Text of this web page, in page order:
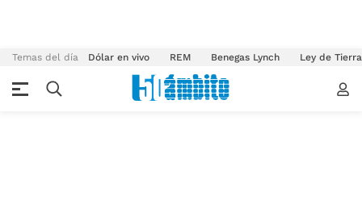
Temas del día Dólar en vivo REM Benegas Lynch Ley de